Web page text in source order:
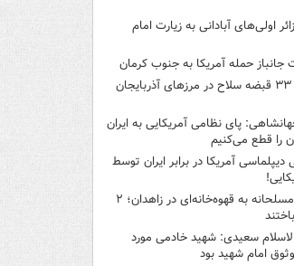
اولی‌های آبادانی به زیارت امام
جانباز حمله آمریکا به جنوب کرمان
کشف ۳۳ قبضه سلاح در مرزهای آذربایجان
پای نظامی آمریکایی به ایران
را قطع می‌کنیم
دیپلماسی آمریکا در برابر ایران توسط
حمله مسلحانه به قهوه‌خانه‌ای در زاهدان؛ ۲
سعیدی: شهید خادمی مورد
امام شهید بود